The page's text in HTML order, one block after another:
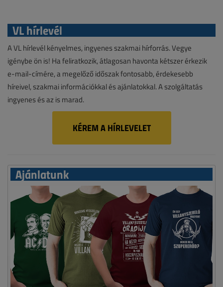
VL hírlevél
A VL hírlevél kényelmes, ingyenes szakmai hírforrás. Vegye
igénybe ön is! Ha feliratkozik, átlagosan havonta kétszer érkezik
e-mail-címére, a megelőző időszak fontosabb, érdekesebb
híreivel, szakmai információkkal és ajánlatokkal. A szolgáltatás
ingyenes és az is marad.
KÉREM A HÍRLEVELET
Ajánlatunk